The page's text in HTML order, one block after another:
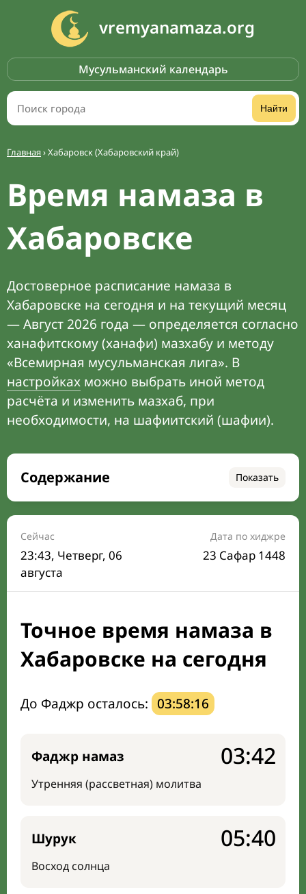
vremyanamaza.org
Мусульманский календарь
Найти
Главная›Хабаровск (Хабаровский край)
Время намаза в
Хабаровске
Достоверное расписание намаза в
Хабаровске на сегодня и на текущий месяц
— Август 2026 года — определяется согласно
ханафитскому (ханафи) мазхабу и методу
«Всемирная мусульманская лига». В
настройках можно выбрать иной метод
расчёта и изменить мазхаб, при
необходимости, на шафиитский (шафии).
Содержание Показать
Время намаза на сегодня
Расписание на месяц
Время Сухура и Ифтара на сегодня
Календарь рамадана
Мечети и молельные комнаты
Направление киблы
Сейчас
23:43, Четверг, 06
августа
Дата по хиджре
23 Сафар 1448
Точное время намаза в
Хабаровске на сегодня
До Фаджр осталось: 03:58:15
Фаджр намаз
Утренняя (рассветная) молитва
03:42
Шурук
Восход солнца
05:40